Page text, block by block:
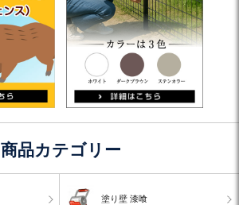
商品カテゴリー
塗り壁 漆喰